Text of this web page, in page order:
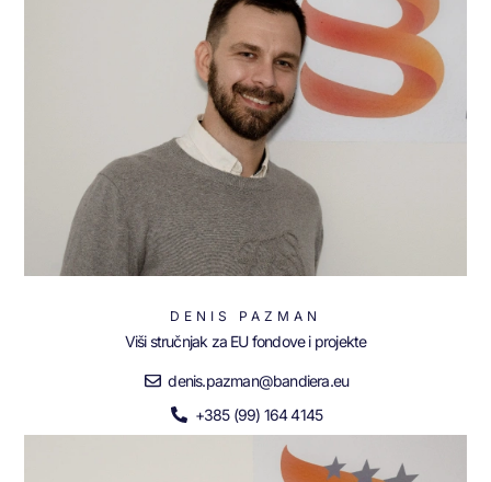
DENIS PAZMAN
Viši stručnjak za EU fondove i projekte
denis.pazman@bandiera.eu
+385 (99) 164 4145